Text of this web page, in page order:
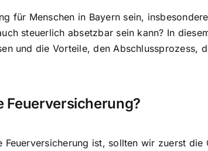
für Menschen in Bayern sein,
steuerlich absetzbar sein kann? In
und die Vorteile, den
Feuerversicherung?
ist, sollten wir zuerst die